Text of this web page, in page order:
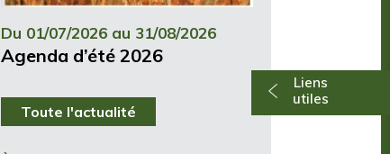
Liens
utiles
Du 01/07/2026 au 31/08/2026
Agenda d’été 2026
Toute l'actualité